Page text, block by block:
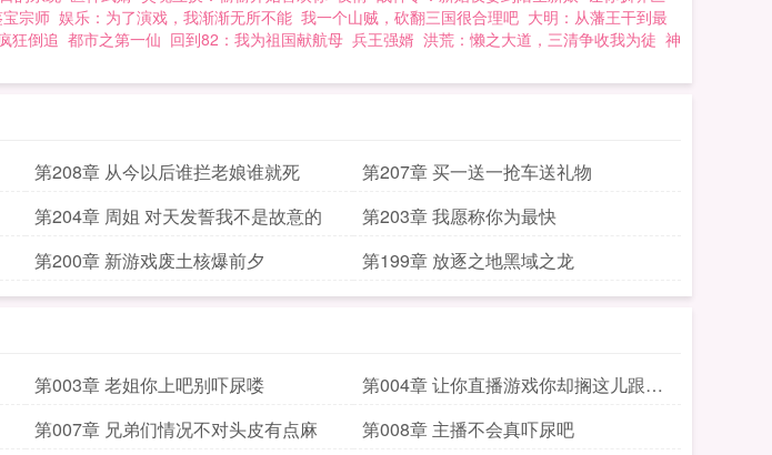
宗师 娱乐：为了演戏，我渐渐无所不能 我一个山贼，砍翻三国很合理吧 大明：从藩王干到最
狂倒追 都市之第一仙 回到82：我为祖国献航母 兵王强婿 洪荒：懒之大道，三清争收我为徒 神
第208章 从今以后谁拦老娘谁就死
第207章 买一送一抢车送礼物
第204章 周姐 对天发誓我不是故意的
第203章 我愿称你为最快
第200章 新游戏废土核爆前夕 第199章 放逐之地黑域之龙
第003章 老姐你上吧别吓尿喽
第004章 让你直播游戏你却搁这儿跟我
们研究烧烤
第007章 兄弟们情况不对头皮有点麻
第008章 主播不会真吓尿吧